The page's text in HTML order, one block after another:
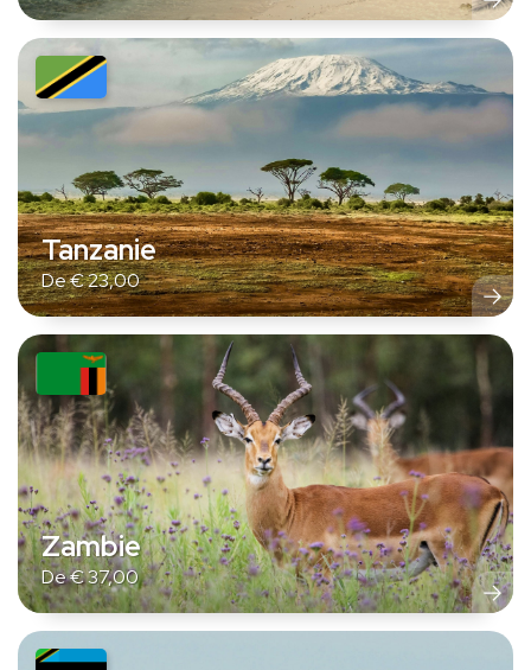
Tanzanie
De€23,00
Zambie
De€37,00